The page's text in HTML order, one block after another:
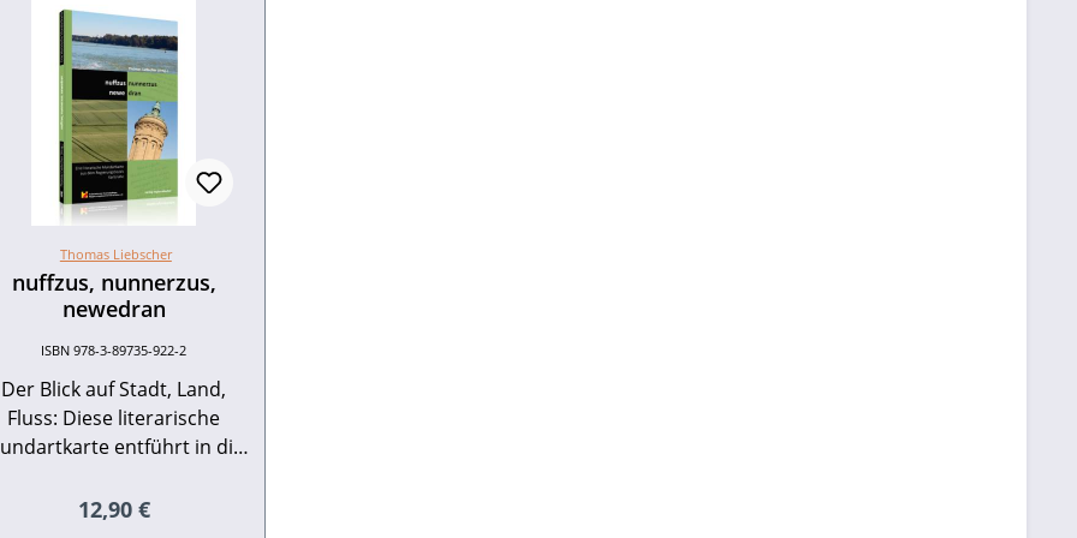
Thomas Liebscher
nuffzus, nunnerzus,
newedran
ISBN 978-3-89735-922-2
Der Blick auf Stadt, Land,
Fluss: Diese literarische
entführt in die
den Kraichgau, ins Rheintal
Regulärer Preis:
12,90 €